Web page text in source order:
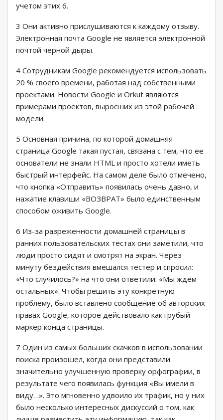
учетом этих 6.
3 Они активно прислушиваются к каждому отзыву.
Электронная почта Google не является электронной
почтой черной дыры.
4 Сотрудникам Google рекомендуется использовать
20 % своего времени, работая над собственными
проектами. Новости Google и Orkut являются
примерами проектов, выросших из этой рабочей
модели.
5 Основная причина, по которой домашняя
страница Google такая пустая, связана с тем, что ее
основатели не знали HTML и просто хотели иметь
быстрый интерфейс. На самом деле было отмечено,
что кнопка «Отправить» появилась очень давно, и
нажатие клавиши «ВОЗВРАТ» было единственным
способом оживить Google.
6 Из-за разреженности домашней страницы в
ранних пользовательских тестах они заметили, что
люди просто сидят и смотрят на экран. Через
минуту бездействия вмешался тестер и спросил:
«Что случилось?» на что они ответили: «Мы ждем
остальных». Чтобы решить эту конкретную
проблему, было вставлено сообщение об авторских
правах Google, которое действовало как грубый
маркер конца страницы.
7 Один из самых больших скачков в использовании
поиска произошел, когда они представили
значительно улучшенную проверку орфографии, в
результате чего появилась функция «Вы имели в
виду…». Это мгновенно удвоило их трафик, но у них
было несколько интересных дискуссий о том, как